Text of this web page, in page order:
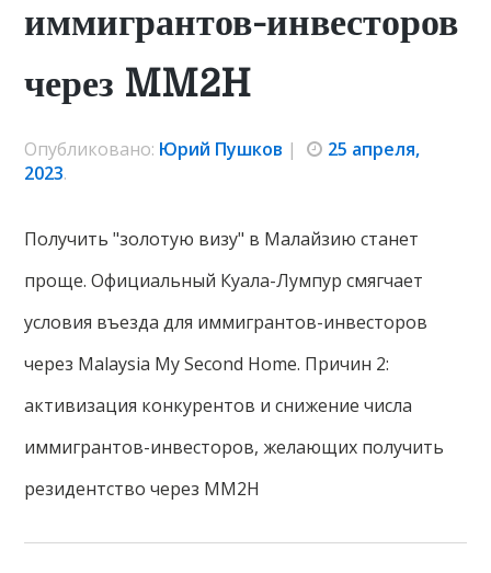
иммигрантов-инвесторов
через MM2H
Опубликовано: Юрий Пушков |
25 апреля,
2023.
Получить "золотую визу" в Малайзию станет
проще. Официальный Куала-Лумпур смягчает
условия въезда для иммигрантов-инвесторов
через Malaysia My Second Home. Причин 2:
активизация конкурентов и снижение числа
иммигрантов-инвесторов, желающих получить
резидентство через MM2H